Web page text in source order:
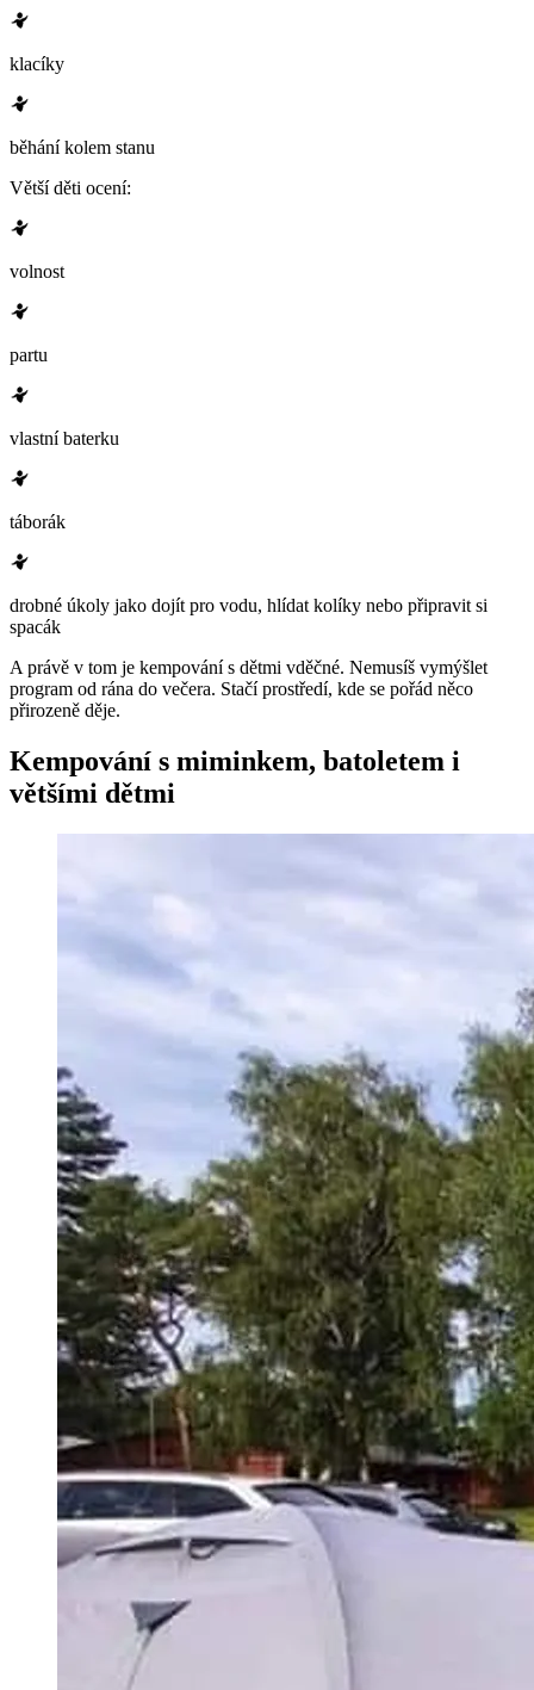
klacíky
běhání kolem stanu
Větší děti ocení:
volnost
partu
vlastní baterku
táborák
drobné úkoly jako dojít pro vodu, hlídat kolíky nebo připravit si
spacák
A právě v tom je kempování s dětmi vděčné. Nemusíš vymýšlet
program od rána do večera. Stačí prostředí, kde se pořád něco
přirozeně děje.
Kempování s miminkem, batoletem i
většími dětmi